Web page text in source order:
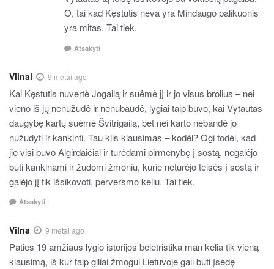
O, tai kad Kęstutis neva yra Mindaugo palikuonis
yra mitas. Tai tiek.
Atsakyti
Vilnai 9 metai ago
Kai Kęstutis nuvertė Jogailą ir suėmė jį ir jo visus brolius – nei
vieno iš jų nenužudė ir nenubaudė, lygiai taip buvo, kai Vytautas
daugybę kartų suėmė Švitrigailą, bet nei karto nebandė jo
nužudyti ir kankinti. Tau kils klausimas – kodėl? Ogi todėl, kad
jie visi buvo Algirdaičiai ir turėdami pirmenybę į sostą, negalėjo
būti kankinami ir žudomi žmonių, kurie neturėjo teisės į sostą ir
galėjo jį tik išsikovoti, perversmo keliu. Tai tiek.
Atsakyti
Vilna 9 metai ago
Paties 19 amžiaus lygio istorijos beletristika man kelia tik vieną
klausimą, iš kur taip giliai žmogui Lietuvoje gali būti įsėdę